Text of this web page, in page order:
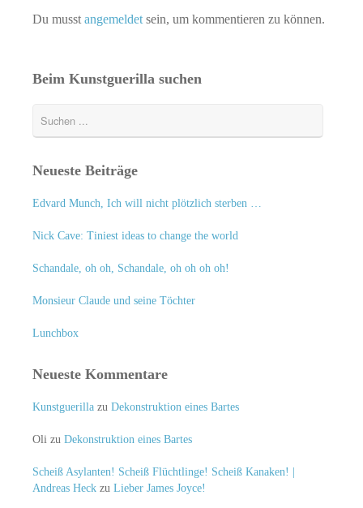
Du musst angemeldetsein, um kommentieren zu können.
Beim Kunstguerilla suchen
Neueste Beiträge
Edvard Munch, Ich will nicht plötzlich sterben …
Nick Cave: Tiniest ideas to change the world
Schandale, oh oh, Schandale, oh oh oh oh!
Monsieur Claude und seine Töchter
Lunchbox
Neueste Kommentare
Kunstguerillazu Dekonstruktion eines Bartes
Oli zu Dekonstruktion eines Bartes
Scheiß Asylanten! Scheiß Flüchtlinge! Scheiß Kanaken! |
Andreas Heckzu Lieber James Joyce!